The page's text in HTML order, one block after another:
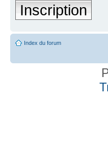
Inscription
Index du forum